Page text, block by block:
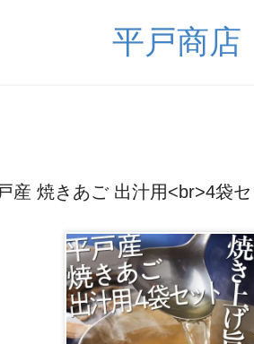
平戸商店
産 焼きあご 出汁用<br>4袋